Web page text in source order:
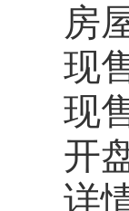
房
现
现
开
详